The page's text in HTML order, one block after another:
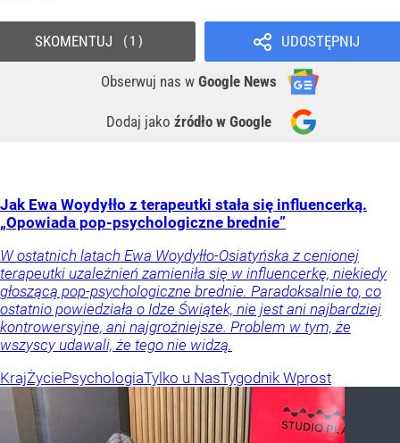
UDOSTĘPNIJ
Obserwuj nas w Google News
Dodaj jako źródło w Google
SKOMENTUJ 1
Jak Ewa Woydyłło z terapeutki stała się influencerką.
„Opowiada pop-psychologiczne brednie”
W ostatnich latach Ewa Woydyłło-Osiatyńska z cenionej
terapeutki uzależnień zamieniła się w influencerkę, niekiedy
głoszącą pop-psychologiczne brednie. Paradoksalnie to, co
ostatnio powiedziała o Idze Świątek, nie jest ani najbardziej
kontrowersyjne, ani najgroźniejsze. Problem w tym, że
wszyscy udawali, że tego nie widzą.
KrajŻyciePsychologiaTylko u NasTygodnik Wprost